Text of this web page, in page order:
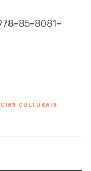
85-8081-
CULTURAIS